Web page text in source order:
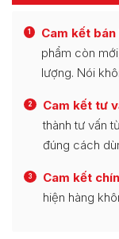
1 Cam kết
phẩm còn
lượng. Nói
2 Cam kết tư
thành tư vấn
đúng cách
3 Cam kết
hiện hàng